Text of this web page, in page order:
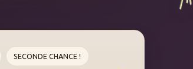
SECONDE CHANCE !